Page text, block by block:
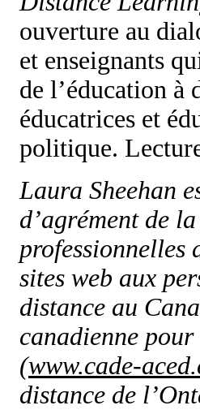
ouverture au
et enseignants
de l’éducation à
éducatrices et
politique.
Laura Sheehan
d’agrément de
professionnelles
sites web aux
distance au
canadienne pour
(www.cade-
distance de